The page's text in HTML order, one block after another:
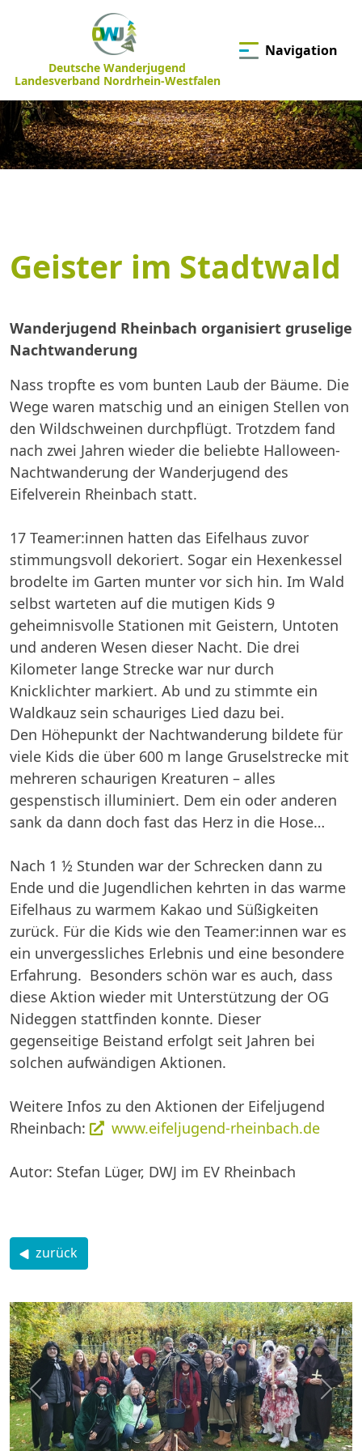
Deutsche Wanderjugend
Landesverband Nordrhein-Westfalen
Navigation
Geister im Stadtwald
Wanderjugend Rheinbach organisiert gruselige
Nachtwanderung
Nass tropfte es vom bunten Laub der Bäume. Die
Wege waren matschig und an einigen Stellen von
den Wildschweinen durchpflügt. Trotzdem fand
nach zwei Jahren wieder die beliebte Halloween-
Nachtwanderung der Wanderjugend des
Eifelverein Rheinbach statt.
17 Teamer:innen hatten das Eifelhaus zuvor
stimmungsvoll dekoriert. Sogar ein Hexenkessel
brodelte im Garten munter vor sich hin. Im Wald
selbst warteten auf die mutigen Kids 9
geheimnisvolle Stationen mit Geistern, Untoten
und anderen Wesen dieser Nacht. Die drei
Kilometer lange Strecke war nur durch
Knicklichter markiert. Ab und zu stimmte ein
Waldkauz sein schauriges Lied dazu bei.
Den Höhepunkt der Nachtwanderung bildete für
viele Kids die über 600 m lange Gruselstrecke mit
mehreren schaurigen Kreaturen – alles
gespenstisch illuminiert. Dem ein oder anderen
sank da dann doch fast das Herz in die Hose…
Nach 1 ½ Stunden war der Schrecken dann zu
Ende und die Jugendlichen kehrten in das warme
Eifelhaus zu warmem Kakao und Süßigkeiten
zurück. Für die Kids wie den Teamer:innen war es
ein unvergessliches Erlebnis und eine besondere
Erfahrung. Besonders schön war es auch, dass
diese Aktion wieder mit Unterstützung der OG
Nideggen stattfinden konnte. Dieser
gegenseitige Beistand erfolgt seit Jahren bei
solchen aufwändigen Aktionen.
Weitere Infos zu den Aktionen der Eifeljugend
Rheinbach:
www.eifeljugend-rheinbach.de
Autor: Stefan Lüger, DWJ im EV Rheinbach
zurück
zurück